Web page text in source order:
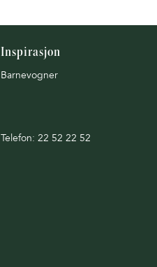
Inspirasjon
Barnevogner
Telefon: 22 52 22 52